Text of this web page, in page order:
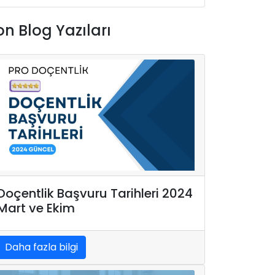
Blog Yazıları
Başvuru Tarihleri 2024
ve Ekim
Daha fazla bilgi